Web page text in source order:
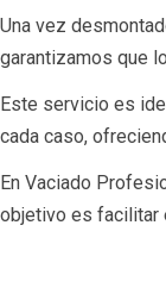
Una vez
garantizamos que
Este servicio es
cada caso,
En Vaciado
objetivo es facilitar